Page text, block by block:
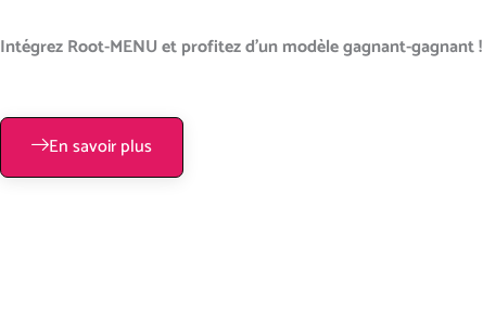
Intégrez Root-MENU et profitez d’un modèle gagnant-gagnant !
En savoir plus